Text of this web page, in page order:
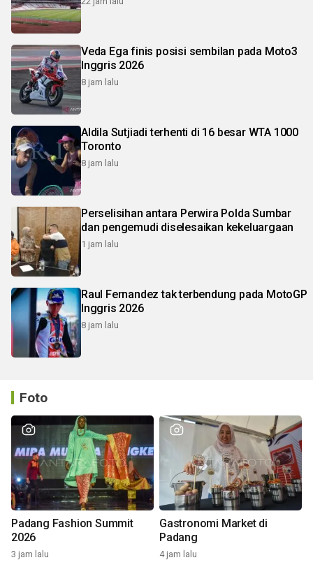
Veda Ega finis posisi sembilan pada Moto3
Inggris 2026
8 jam lalu
Aldila Sutjiadi terhenti di 16 besar WTA 1000
Toronto
8 jam lalu
Perselisihan antara Perwira Polda Sumbar
dan pengemudi diselesaikan kekeluargaan
1 jam lalu
Raul Fernandez tak terbendung pada MotoGP
Inggris 2026
8 jam lalu
Foto
Padang Fashion Summit
2026
3 jam lalu
Gastronomi Market di
Padang
4 jam lalu